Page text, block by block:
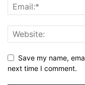
Save my name,
next time I comment.